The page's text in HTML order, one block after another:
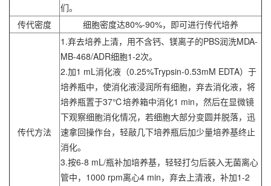
们。
传代密度
细胞密度达80%-90%，即可进行传代培养
传代方法
1.弃去培养上清，用不含钙、镁离子的PBS润洗MDA-
MB-468/ADR细胞1-2次。
2.加1 mL消化液（0.25%Trypsin-0.53mM EDTA）于
培养瓶中，使消化液浸润所有细胞，弃去消化液，将
培养瓶置于37℃培养箱中消化1 min，然后在显微镜
下观察细胞消化情况，若细胞大部分变圆并脱落，迅
速拿回操作台，轻敲几下培养瓶后加少量培养基终止
消化。
3.按6-8 mL/瓶补加培养基，轻轻打匀后装入无菌离心
管中，1000 rpm离心4 min，弃去上清液，补加1-2